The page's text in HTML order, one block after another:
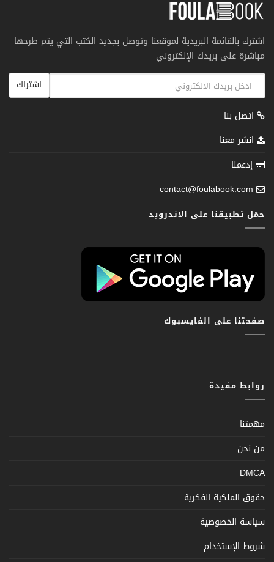
اشترك بالقائمة البريدية لموقعنا وتوصل بجديد الكتب التي يتم طرحها
مباشرة على بريدك الإلكتروني
اشتراك
اتصل بنا
انشر معنا
إدعمنا
contact@foulabook.com
حمّل تطبيقنا على الاندرويد
صفحتنا على الفايسبوك
روابط مفيدة
مهمتنا
من نحن
DMCA
حقوق الملكية الفكرية
سياسة الخصوصية
شروط الإستخدام